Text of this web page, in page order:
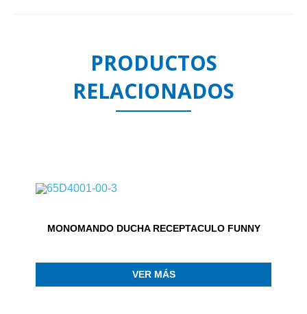
PRODUCTOS
RELACIONADOS
MONOMANDO DUCHA RECEPTACULO FUNNY
VER MÁS